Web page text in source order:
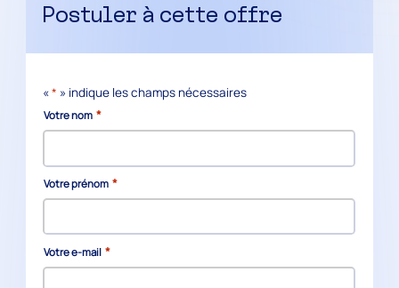
Postuler à cette offre
«* » indique les champs nécessaires
Votre nom *
Votre prénom *
Votre e-mail *